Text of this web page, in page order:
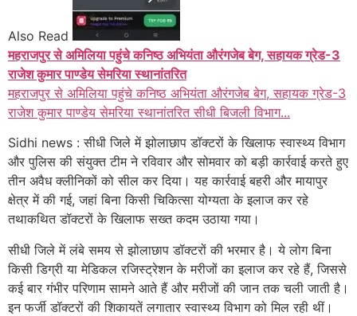
Also Read
महराजपुर से अमिलिया पहुंचे कनिष्ठ अभियंता औरंगजेब बेग, सहायक ग्रेड-3
राजेश कुमार पाण्डेय सेमरिया स्थानांतरित
महराजपुर से अमिलिया पहुंचे कनिष्ठ अभियंता औरंगजेब बेग, सहायक ग्रेड-3
राजेश कुमार पाण्डेय सेमरिया स्थानांतरित सीधी बिजली विभाग...
Sidhi news : सीधी जिले में झोलाछाप डॉक्टरों के खिलाफ स्वास्थ्य विभाग
और पुलिस की संयुक्त टीम ने रविवार और सोमवार को बड़ी कार्रवाई करते हुए
तीन अवैध क्लीनिकों को सील कर दिया। यह कार्रवाई बहरी और मायापुर
क्षेत्र में की गई, जहां बिना किसी चिकित्सा योग्यता के इलाज कर रहे
तथाकथित डॉक्टरों के खिलाफ सख्त कदम उठाया गया।
सीधी जिले में लंबे समय से झोलाछाप डॉक्टरों की भरमार है। ये लोग बिना
किसी डिग्री या मेडिकल रजिस्ट्रेशन के मरीजों का इलाज कर रहे हैं, जिससे
कई बार गंभीर परिणाम सामने आते हैं और मरीजों की जान तक चली जाती है।
इन फर्जी डॉक्टरों की शिकायतें लगातार स्वास्थ्य विभाग को मिल रही थीं।